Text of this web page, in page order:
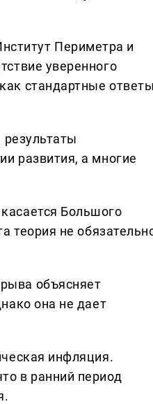
Периметра и
уверенного
стандартные
результаты
развития, а многие
Большого
теория не
объясняет
она не дает
инфляция.
в ранний период